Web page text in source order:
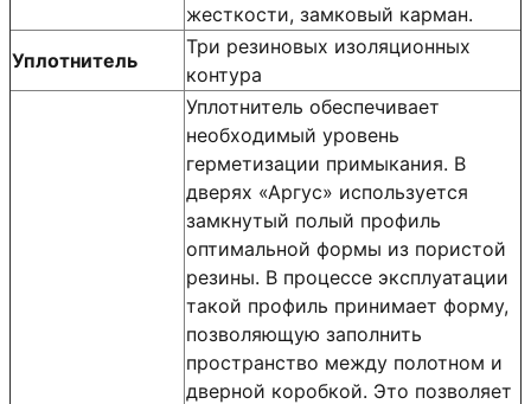
жесткости, замковый карман.
Уплотнитель
Три резиновых изоляционных
контура
Уплотнитель обеспечивает
необходимый уровень
герметизации примыкания. В
дверях «Аргус» используется
замкнутый полый профиль
оптимальной формы из пористой
резины. В процессе эксплуатации
такой профиль принимает форму,
позволяющую заполнить
пространство между полотном и
дверной коробкой. Это позволяет